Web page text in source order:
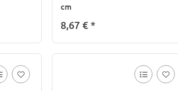
cm
8,67 €*